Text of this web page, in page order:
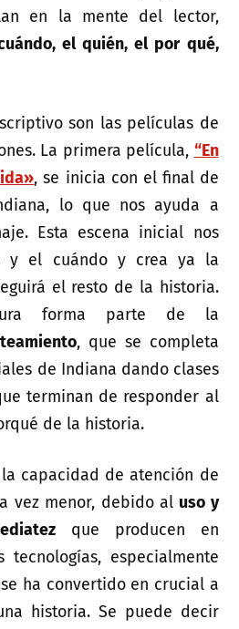
en la mente del lector,
el quién, el por qué,
son las películas de
La primera película, “En
, se inicia con el final de
lo que nos ayuda a
Esta escena inicial nos
y el cuándo y crea ya la
el resto de la historia.
forma parte de la
, que se completa
de Indiana dando clases
terminan de responder al
de la historia.
capacidad de atención de
vez menor, debido al uso y
que producen en
tecnologías, especialmente
ha convertido en crucial a
historia. Se puede decir